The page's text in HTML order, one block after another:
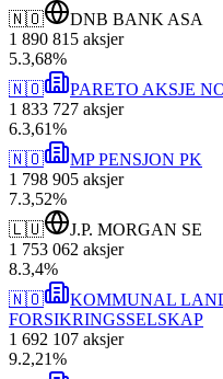
🇳🇴
DNB BANK ASA
1 890 815 aksjer
5.3,68%
🇳🇴
PARETO AKSJE
1 833 727 aksjer
6.3,61%
🇳🇴
MP PENSJON PK
1 798 905 aksjer
7.3,52%
🇱🇺
J.P. MORGAN SE
1 753 062 aksjer
8.3,4%
🇳🇴
KOMMUNAL
FORSIKRINGSSELSKAP
1 692 107 aksjer
9.2,21%